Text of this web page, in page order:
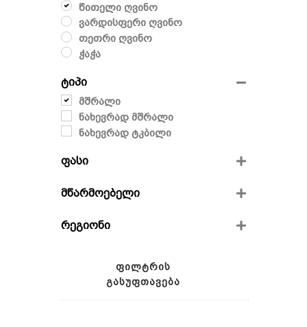
წითელი ღვინო
ვარდისფერი ღვინო
თეთრი ღვინო
ჭაჭა
ტიპი
მშრალი
ნახევრად მშრალი
ნახევრად ტკბილი
ფასი
მწარმოებელი
ფრენდს ვაინი
გურაშვილის საოჯახო მარანი
რეგიონი
იმერეთი
ᲤᲘᲚᲢᲠᲘᲡ
ᲒᲐᲡᲣᲤᲗᲐᲕᲔᲑᲐ